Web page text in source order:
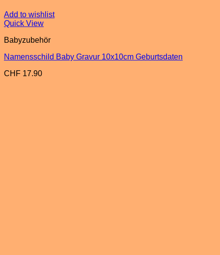
Add to wishlist
Quick View
Babyzubehör
Namensschild Baby Gravur 10x10cm Geburtsdaten
CHF 17.90